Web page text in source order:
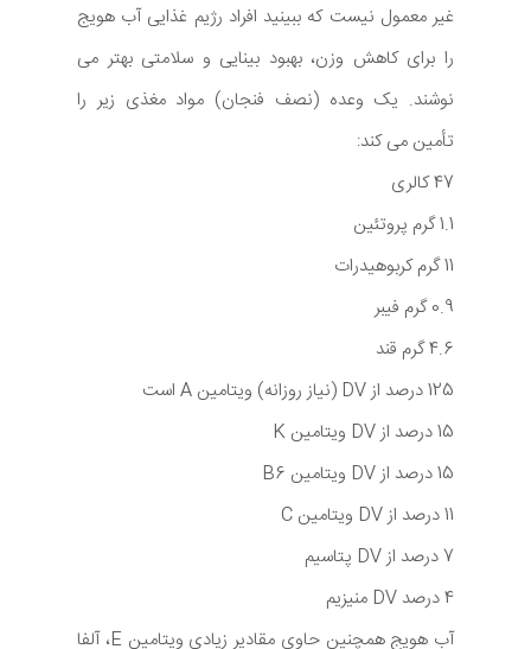
غیر معمول نیست که ببینید افراد رژیم غذایی آب هویج
را برای کاهش وزن، بهبود بینایی و سلامتی بهتر می
نوشند. یک وعده (نصف فنجان) مواد مغذی زیر را
تأمین می کند:
47 کالری
1.1 گرم پروتئین
11 گرم کربوهیدرات
0.9 گرم فیبر
4.6 گرم قند
125 درصد از DV (نیاز روزانه) ویتامین A است
15 درصد از DV ویتامین K
15 درصد از DV ویتامین B6
11 درصد از DV ویتامین C
7 درصد از DV پتاسیم
4 درصد DV منیزیم
آب هویج همچنین حاوی مقادیر زیادی ویتامین E، آلفا